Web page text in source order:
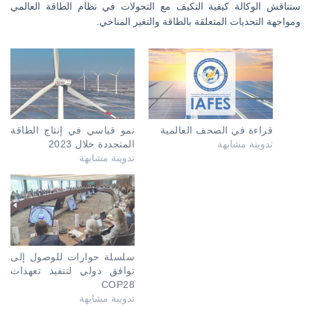
ستناقش الوكالة كيفية التكيف مع التحولات في نظام الطاقة العالمي
ومواجهة التحديات المتعلقة بالطاقة والتغير المناخي.
نمو قياسي في إنتاج الطاقة
المتجددة خلال 2023
تدوينة مشابهة
قراءة في الصحف العالمية
تدوينة مشابهة
سلسلة حوارات للوصول إلى
توافق دولي لتنفيذ تعهدات
COP28
تدوينة مشابهة